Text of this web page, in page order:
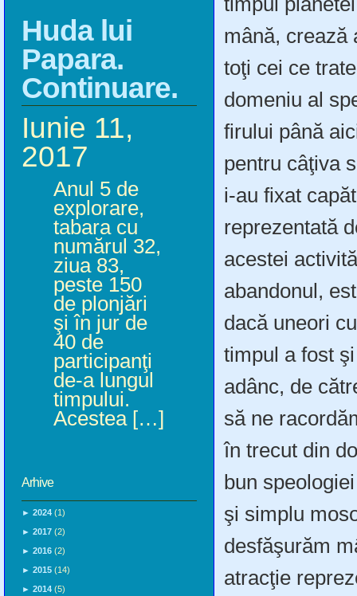
Huda lui
Papara.
Continuare.
Iunie 11,
2017
Anul 5 de
explorare,
tabara cu
numărul 32,
ziua 83,
peste 150
de plonjări
şi în jur de
40 de
participanţi
de-a lungul
timpului.
Acestea […]
Arhive
► 2024 (1)
► 2017 (2)
► 2016 (2)
► 2015 (14)
► 2014 (5)
mână, crează
toţi cei ce
domeniu al
firului până
pentru câţiva
i-au fixat
reprezentată
acestei
abandonul,
dacă uneori
timpul a fost
adânc, de
să ne
în trecut din
bun
şi simplu
desfăşurăm
atracţie